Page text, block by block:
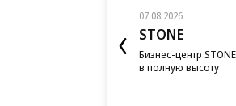
07.08.2026
STONE
Бизнес-центр
в полную высоту